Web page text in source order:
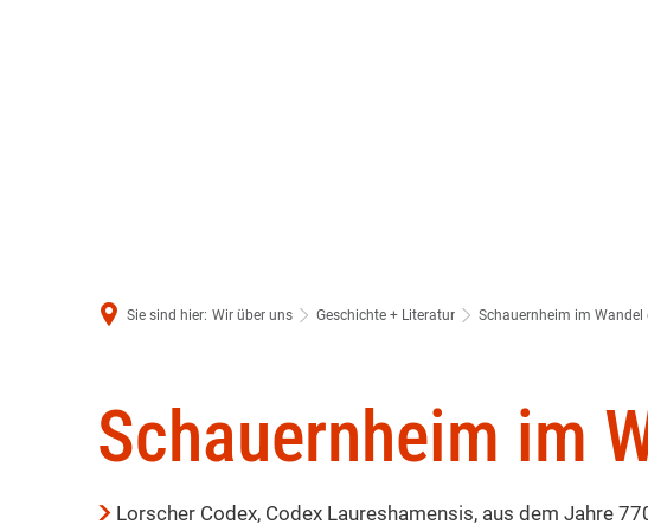
Sie sind hier: Wir über uns Geschichte + Literatur Schauernheim im Wandel
Schauernheim
Schauernheim im
Lorscher Codex, Codex Laureshamensis, aus dem Jahre